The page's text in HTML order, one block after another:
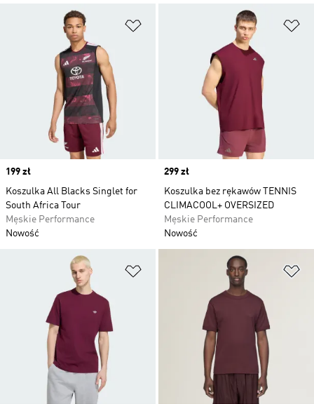
Dodaj do listy życzeń
Price
199 zł
Koszulka All Blacks Singlet for
South Africa Tour
Męskie Performance
Nowość
Price
299 zł
Koszulka bez rękawów TENNIS
CLIMACOOL+ OVERSIZED
Męskie Performance
Nowość
Dodaj do listy życzeń